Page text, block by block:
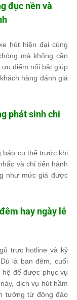
đục nền và
hút hiện đại cùng
mà không cần
điểm nổi bật giúp
hàng đánh giá
phát sinh chi
báo cụ thể trước khi
và chỉ tiến hành
như mức giá được
hay ngày lễ
trực hotline và kỹ
là ban đêm, cuối
hệ để được phục vụ
dịch vụ hút hầm
tưởng từ đông đảo